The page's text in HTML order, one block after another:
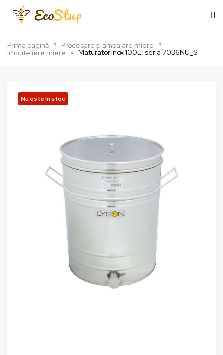
Prima pagină
Procesare și ambalare miere
Imbuteliere miere
Maturator inox 100L, seria 7036NU_S
Nu este în stoc